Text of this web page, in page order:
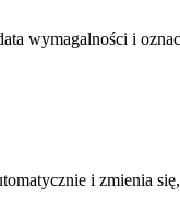
wymagalności i
i zmienia